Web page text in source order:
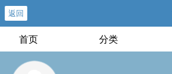
返回
首页 分类